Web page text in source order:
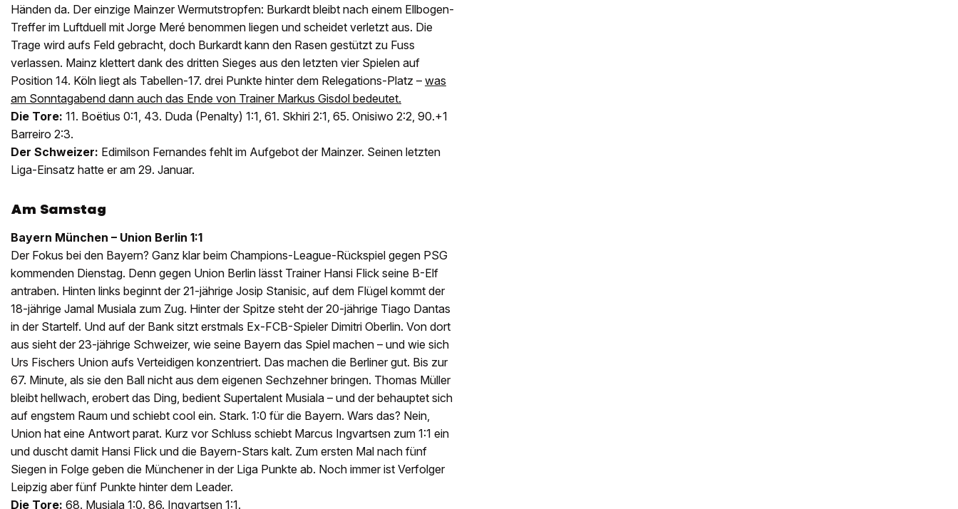
Händen da. Der einzige Mainzer Wermutstropfen: Burkardt bleibt nach einem Ellbogen-
Treffer im Luftduell mit Jorge Meré benommen liegen und scheidet verletzt aus. Die
Trage wird aufs Feld gebracht, doch Burkardt kann den Rasen gestützt zu Fuss
verlassen. Mainz klettert dank des dritten Sieges aus den letzten vier Spielen auf
Position 14. Köln liegt als Tabellen-17. drei Punkte hinter dem Relegations-Platz – was
am Sonntagabend dann auch das Ende von Trainer Markus Gisdol bedeutet.
Die Tore: 11. Boëtius 0:1, 43. Duda (Penalty) 1:1, 61. Skhiri 2:1, 65. Onisiwo 2:2, 90.+1
Barreiro 2:3.
Der Schweizer: Edimilson Fernandes fehlt im Aufgebot der Mainzer. Seinen letzten
Liga-Einsatz hatte er am 29. Januar.
Am Samstag
Bayern München – Union Berlin 1:1
Der Fokus bei den Bayern? Ganz klar beim Champions-League-Rückspiel gegen PSG
kommenden Dienstag. Denn gegen Union Berlin lässt Trainer Hansi Flick seine B-Elf
antraben. Hinten links beginnt der 21-jährige Josip Stanisic, auf dem Flügel kommt der
18-jährige Jamal Musiala zum Zug. Hinter der Spitze steht der 20-jährige Tiago Dantas
in der Startelf. Und auf der Bank sitzt erstmals Ex-FCB-Spieler Dimitri Oberlin. Von dort
aus sieht der 23-jährige Schweizer, wie seine Bayern das Spiel machen – und wie sich
Urs Fischers Union aufs Verteidigen konzentriert. Das machen die Berliner gut. Bis zur
67. Minute, als sie den Ball nicht aus dem eigenen Sechzehner bringen. Thomas Müller
bleibt hellwach, erobert das Ding, bedient Supertalent Musiala – und der behauptet sich
auf engstem Raum und schiebt cool ein. Stark. 1:0 für die Bayern. Wars das? Nein,
Union hat eine Antwort parat. Kurz vor Schluss schiebt Marcus Ingvartsen zum 1:1 ein
und duscht damit Hansi Flick und die Bayern-Stars kalt. Zum ersten Mal nach fünf
Siegen in Folge geben die Münchener in der Liga Punkte ab. Noch immer ist Verfolger
Leipzig aber fünf Punkte hinter dem Leader.
Die Tore: 68. Musiala 1:0. 86. Ingvartsen 1:1.